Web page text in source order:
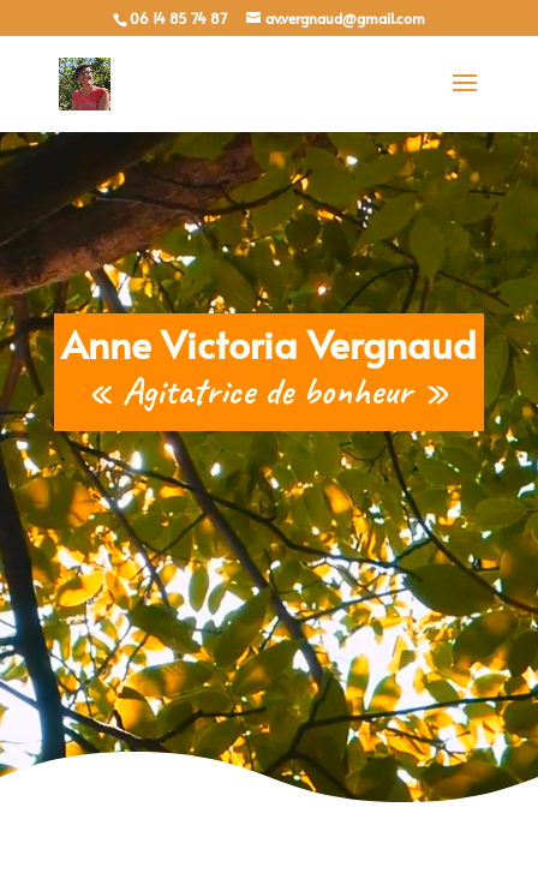
06 14 85 74 87 av.vergnaud@gmail.com
Lecteur
Anne Victoria Vergnaud
« Agitatrice de bonheur »